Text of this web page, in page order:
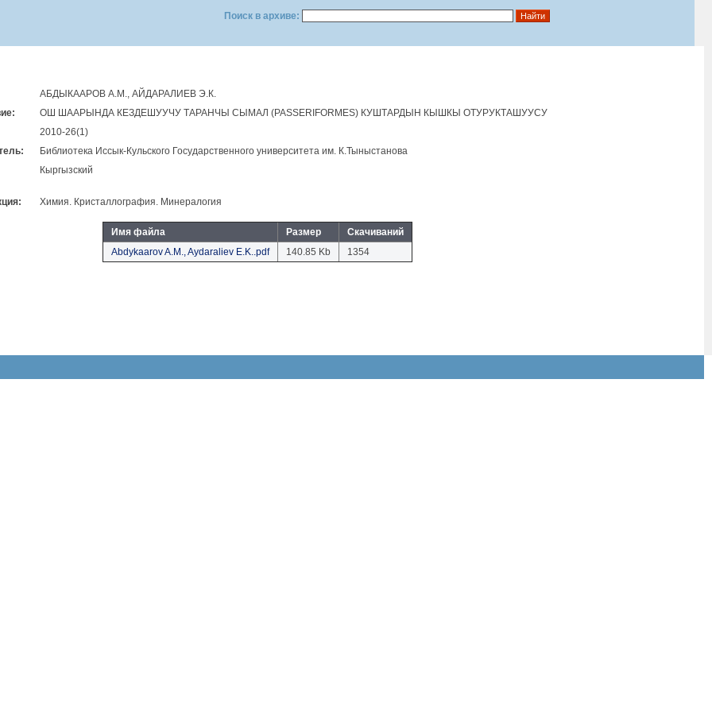
Поиск в архиве:
АБДЫКААРОВ А.М., АЙДАРАЛИЕВ Э.К.
ОШ ШААРЫНДА КЕЗДЕШУУЧУ ТАРАНЧЫ СЫМАЛ (PASSERIFORMES) КУШТАРДЫН КЫШКЫ ОТУРУКТАШУУСУ
2010-26(1)
Библиотека Иссык-Кульского Государственного университета им. К.Тыныстанова
Кыргызский
Химия. Кристаллография. Минералогия
Имя файла Размер
Скачиваний
Abdykaarov A.M., Aydaraliev E.K..pdf
140.85 Kb 1354